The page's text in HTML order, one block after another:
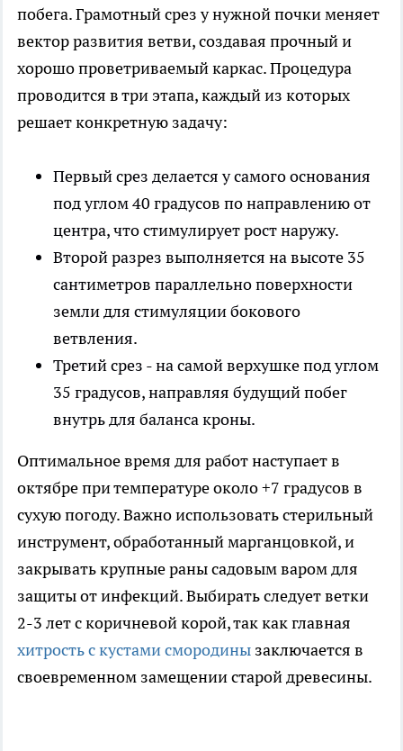
побега. Грамотный срез у нужной почки меняет
вектор развития ветви, создавая прочный и
хорошо проветриваемый каркас. Процедура
проводится в три этапа, каждый из которых
решает конкретную задачу:
Первый срез делается у самого основания
под углом 40 градусов по направлению от
центра, что стимулирует рост наружу.
Второй разрез выполняется на высоте 35
сантиметров параллельно поверхности
земли для стимуляции бокового
ветвления.
Третий срез - на самой верхушке под углом
35 градусов, направляя будущий побег
внутрь для баланса кроны.
Оптимальное время для работ наступает в
октябре при температуре около +7 градусов в
сухую погоду. Важно использовать стерильный
инструмент, обработанный марганцовкой, и
закрывать крупные раны садовым варом для
защиты от инфекций. Выбирать следует ветки
2-3 лет с коричневой корой, так как главная
хитрость с кустами смородины заключается в
своевременном замещении старой древесины.